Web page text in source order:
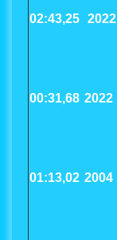
02:43,25 2022
00:31,68 2022
01:13,02 2004